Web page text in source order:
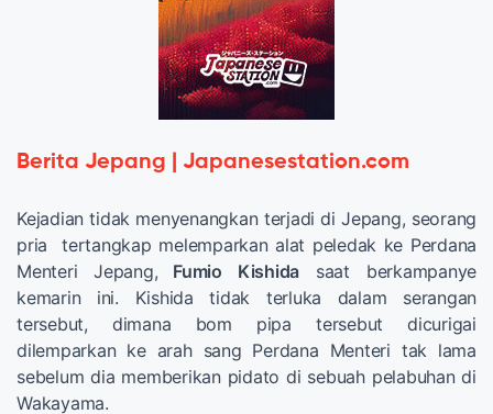
Berita Jepang | Japanesestation.com
Kejadian tidak menyenangkan terjadi di Jepang, seorang
pria tertangkap melemparkan alat peledak ke Perdana
Menteri Jepang, Fumio Kishida saat berkampanye
kemarin ini. Kishida tidak terluka dalam serangan
tersebut, dimana bom pipa tersebut dicurigai
dilemparkan ke arah sang Perdana Menteri tak lama
sebelum dia memberikan pidato di sebuah pelabuhan di
Wakayama.